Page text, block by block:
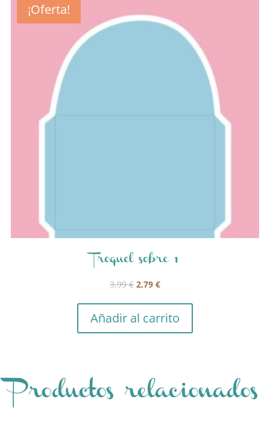
¡Oferta!
Troquel sobre 1
3,99€ El
original
era:
2,79 €El
actual
es:
Añadir al carrito
Productos relacionados